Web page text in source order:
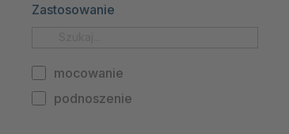
Zastosowanie
mocowanie
podnoszenie